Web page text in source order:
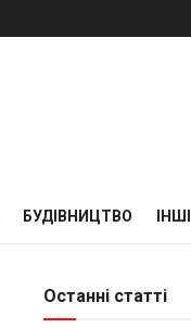
БУДІВНИЦТВО ІНШІ
Останні статті